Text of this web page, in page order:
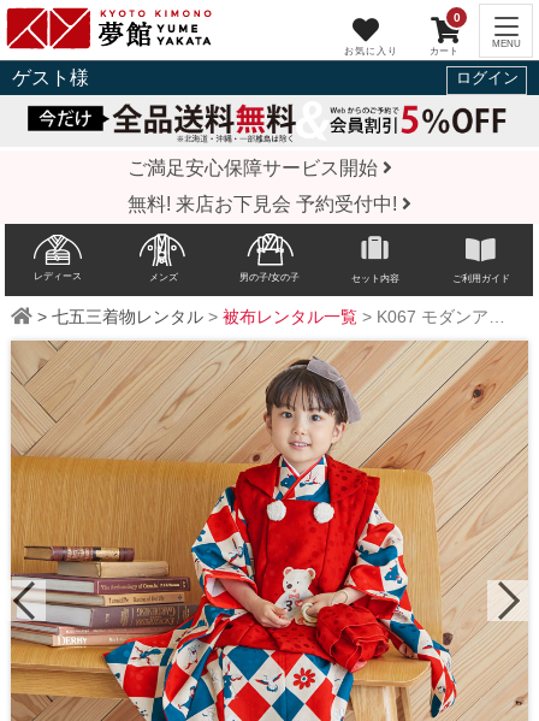
ゲスト 様 ログイン
ご満足安心保障サービス開始
無料! 来店お下見会 予約受付中!
0
レディース メンズ 男の子/女の子 セット内容 ご利用ガイド
> 七五三着物レンタル> 被布レンタル一覧> K067 モダンアンテナ